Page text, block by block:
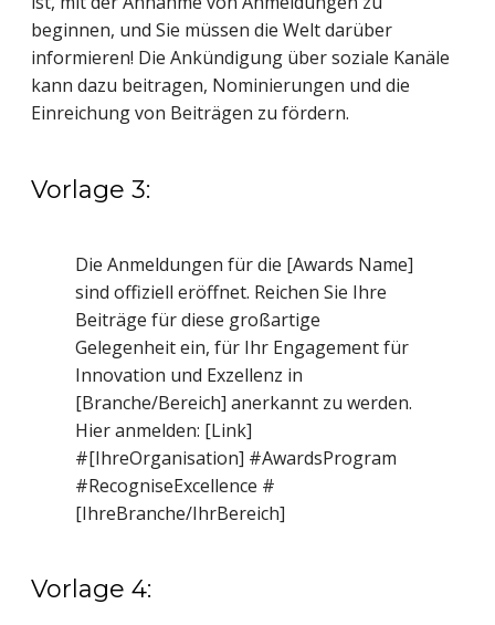
beginnen, und Sie müssen die Welt darüber
informieren! Die Ankündigung über soziale Kanäle
kann dazu beitragen, Nominierungen und die
Einreichung von Beiträgen zu fördern.
Vorlage 3:
Die Anmeldungen für die [Awards Name]
sind offiziell eröffnet. Reichen Sie Ihre
Beiträge für diese großartige
Gelegenheit ein, für Ihr Engagement für
Innovation und Exzellenz in
[Branche/Bereich] anerkannt zu werden.
Hier anmelden: [Link]
#[IhreOrganisation] #AwardsProgram
#RecogniseExcellence #
[IhreBranche/IhrBereich]
Vorlage 4: